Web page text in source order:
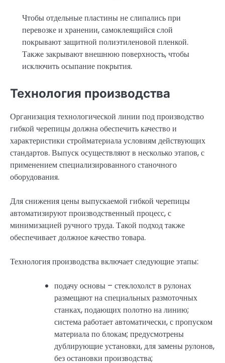
Чтобы отдельные пластины не слипались при
перевозке и хранении, самоклеящийся слой
покрывают защитной полиэтиленовой пленкой.
Также закрывают внешнюю поверхность, чтобы
исключить осыпание покрытия.
Технология производства
Организация технологической линии под производство
гибкой черепицы должна обеспечить качество и
характеристики стройматериала условиям действующих
стандартов. Выпуск осуществляют в несколько этапов, с
применением специализированного станочного
оборудования.
Для снижения цены выпускаемой гибкой черепицы
автоматизируют производственный процесс, с
минимизацией ручного труда. Такой подход также
обеспечивает должное качество товара.
Технология производства включает следующие этапы:
подачу основы – стеклохолст в рулонах
размещают на специальных размоточных
станках, подающих полотно на линию;
система работает автоматически, с пропуском
материала по блокам; предусмотрены
дублирующие установки, для замены рулонов,
без остановки производства;